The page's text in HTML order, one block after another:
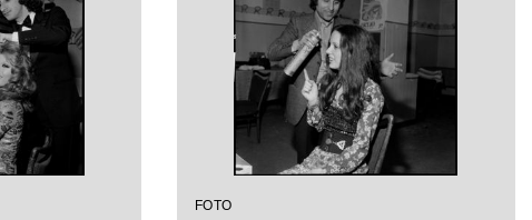
FOTO